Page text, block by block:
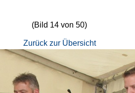
(Bild 14 von 50)
Zurück zur Übersicht